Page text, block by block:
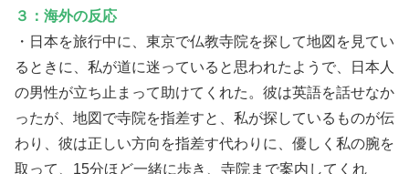
３：海外の反応
・日本を旅行中に、東京で仏教寺院を探して地図を見てい
るときに、私が道に迷っていると思われたようで、日本人
の男性が立ち止まって助けてくれた。彼は英語を話せなか
ったが、地図で寺院を指差すと、私が探しているものが伝
わり、彼は正しい方向を指差す代わりに、優しく私の腕を
取って、15分ほど一緒に歩き、寺院まで案内してくれ